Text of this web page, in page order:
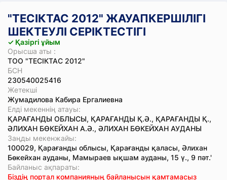
"ТЕСІКТАС 2012" ЖАУАПКЕРШІЛІГІ
ШЕКТЕУЛІ СЕРІКТЕСТІГІ
✓ Қазіргі ұйым
Орысша аты :
ТОО "ТЕСІКТАС 2012"
БСН
230540025416
Жетекші
Жумадилова Кабира Ергалиевна
Елді мекеннің атауы:
ҚАРАҒАНДЫ ОБЛЫСЫ, ҚАРАҒАНДЫ Қ.Ә., ҚАРАҒАНДЫ Қ.,
ӘЛИХАН БӨКЕЙХАН А.Ә., ӘЛИХАН БӨКЕЙХАН АУДАНЫ
Заңды мекенжайы:
100029, Қарағанды облысы, Қарағанды қаласы, Әлихан
Бөкейхан ауданы, Мамыраев ықшам ауданы, 15 ү., 9 пәт.'
Байланыс ақпараты:
Біздің портал компанияның байланысын қамтамасыз